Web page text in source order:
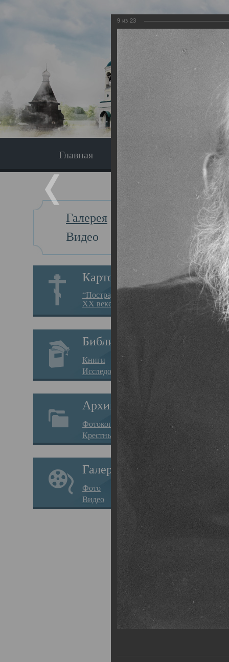
Главная Экскурсия
Галерея
Видео
Картотека
“Пострадавшие за веру в
XX веке на Севере”
Библиотека
Книги
Исследования
Архив
Фотокопии дел
Крестные ходы
Галерея
Фото
Видео
Главная
о
9 из 23